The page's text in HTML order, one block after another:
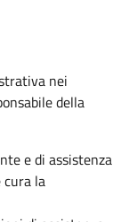
nei
della
e di assistenza
la